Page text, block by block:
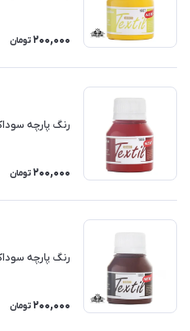
200,000 تومان
رنگ پارچه
200,000 تومان
رنگ پارچه
200,000 تومان